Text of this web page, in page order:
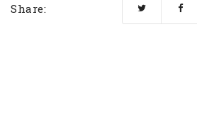
Share: